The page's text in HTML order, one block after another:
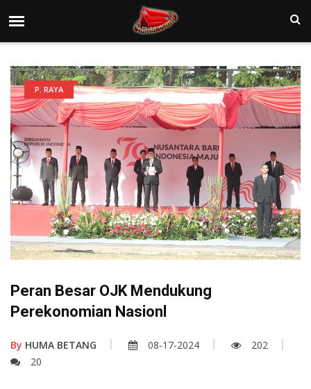
P. RAYA
Peran Besar OJK Mendukung
Perekonomian Nasionl
By HUMA BETANG 08-17-2024
202
20